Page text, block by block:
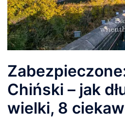
Chiński – jak
wielki, 8